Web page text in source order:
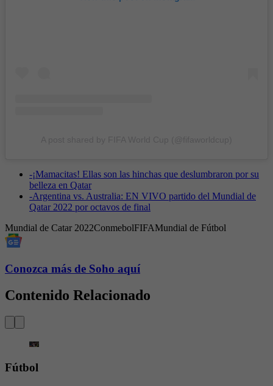
-¡Mamacitas! Ellas son las hinchas que deslumbraron por su
belleza en Qatar
-Argentina vs. Australia: EN VIVO partido del Mundial de
Qatar 2022 por octavos de final
Mundial de Catar 2022ConmebolFIFAMundial de Fútbol
Conozca más de Soho aquí
Contenido Relacionado
Fútbol